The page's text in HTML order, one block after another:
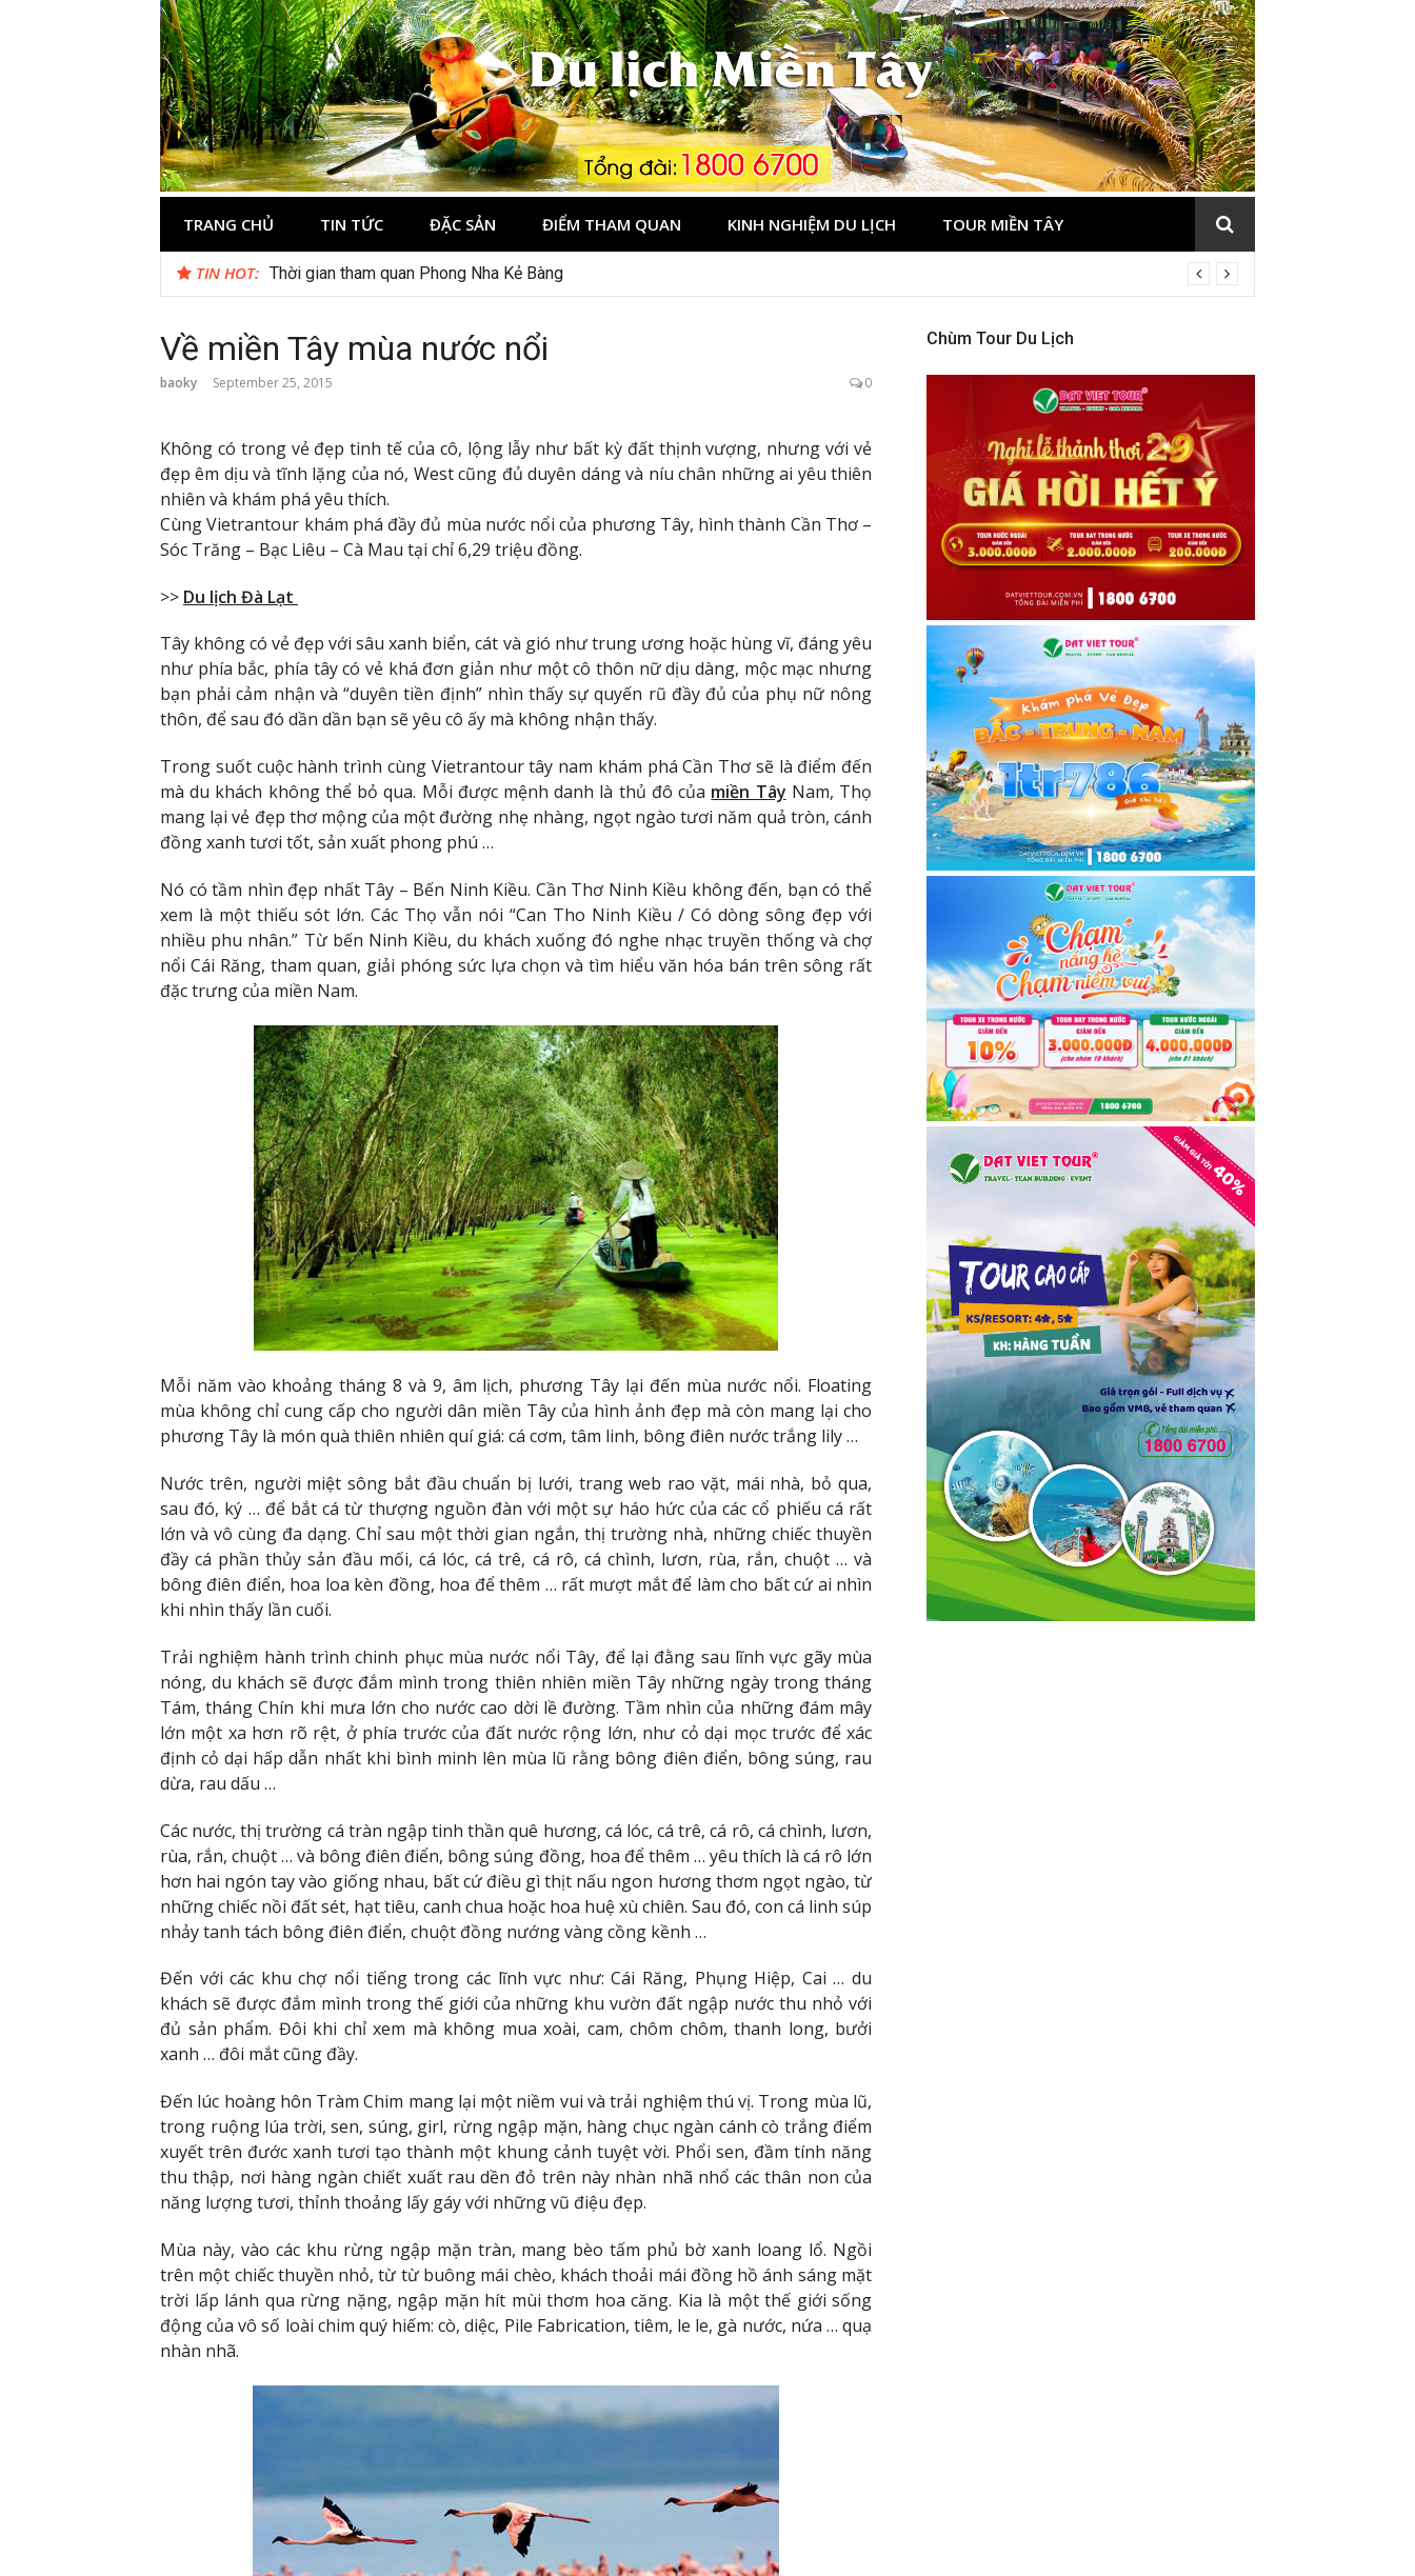
Du lịch Miền Tây
TRANG CHỦ TIN TỨC ĐẶC SẢN ĐIỂM THAM QUAN KINH NGHIỆM DU LỊCH TOUR MIỀN TÂY
TIN HOT: Thời gian tham quan Phong Nha Kẻ Bàng
Về miền Tây mùa nước nổi
baoky September 25, 2015 0
Không có trong vẻ đẹp tinh tế của cô, lộng lẫy như bất kỳ đất thịnh vượng, nhưng với vẻ
đẹp êm dịu và tĩnh lặng của nó, West cũng đủ duyên dáng và níu chân những ai yêu thiên
nhiên và khám phá yêu thích.
Cùng Vietrantour khám phá đầy đủ mùa nước nổi của phương Tây, hình thành Cần Thơ –
Sóc Trăng – Bạc Liêu – Cà Mau tại chỉ 6,29 triệu đồng.
>> Du lịch Đà Lạt
Tây không có vẻ đẹp với sâu xanh biển, cát và gió như trung ương hoặc hùng vĩ, đáng yêu
như phía bắc, phía tây có vẻ khá đơn giản như một cô thôn nữ dịu dàng, mộc mạc nhưng
bạn phải cảm nhận và “duyên tiền định” nhìn thấy sự quyến rũ đầy đủ của phụ nữ nông
thôn, để sau đó dần dần bạn sẽ yêu cô ấy mà không nhận thấy.
Trong suốt cuộc hành trình cùng Vietrantour tây nam khám phá Cần Thơ sẽ là điểm đến
mà du khách không thể bỏ qua. Mỗi được mệnh danh là thủ đô của miền Tây Nam, Thọ
mang lại vẻ đẹp thơ mộng của một đường nhẹ nhàng, ngọt ngào tươi năm quả tròn, cánh
đồng xanh tươi tốt, sản xuất phong phú …
Nó có tầm nhìn đẹp nhất Tây – Bến Ninh Kiều. Cần Thơ Ninh Kiều không đến, bạn có thể
xem là một thiếu sót lớn. Các Thọ vẫn nói “Can Tho Ninh Kiều / Có dòng sông đẹp với
nhiều phu nhân.” Từ bến Ninh Kiều, du khách xuống đó nghe nhạc truyền thống và chợ
nổi Cái Răng, tham quan, giải phóng sức lựa chọn và tìm hiểu văn hóa bán trên sông rất
đặc trưng của miền Nam.
Mỗi năm vào khoảng tháng 8 và 9, âm lịch, phương Tây lại đến mùa nước nổi. Floating
mùa không chỉ cung cấp cho người dân miền Tây của hình ảnh đẹp mà còn mang lại cho
phương Tây là món quà thiên nhiên quí giá: cá cơm, tâm linh, bông điên nước trắng lily …
Nước trên, người miệt sông bắt đầu chuẩn bị lưới, trang web rao vặt, mái nhà, bỏ qua,
sau đó, ký … để bắt cá từ thượng nguồn đàn với một sự háo hức của các cổ phiếu cá rất
lớn và vô cùng đa dạng. Chỉ sau một thời gian ngắn, thị trường nhà, những chiếc thuyền
đầy cá phần thủy sản đầu mối, cá lóc, cá trê, cá rô, cá chình, lươn, rùa, rắn, chuột … và
bông điên điển, hoa loa kèn đồng, hoa để thêm … rất mượt mắt để làm cho bất cứ ai nhìn
khi nhìn thấy lần cuối.
Trải nghiệm hành trình chinh phục mùa nước nổi Tây, để lại đằng sau lĩnh vực gãy mùa
nóng, du khách sẽ được đắm mình trong thiên nhiên miền Tây những ngày trong tháng
Tám, tháng Chín khi mưa lớn cho nước cao dời lề đường. Tầm nhìn của những đám mây
lớn một xa hơn rõ rệt, ở phía trước của đất nước rộng lớn, như cỏ dại mọc trước để xác
định cỏ dại hấp dẫn nhất khi bình minh lên mùa lũ rằng bông điên điển, bông súng, rau
dừa, rau dấu …
Các nước, thị trường cá tràn ngập tinh thần quê hương, cá lóc, cá trê, cá rô, cá chình, lươn,
rùa, rắn, chuột … và bông điên điển, bông súng đồng, hoa để thêm … yêu thích là cá rô lớn
hơn hai ngón tay vào giống nhau, bất cứ điều gì thịt nấu ngon hương thơm ngọt ngào, từ
những chiếc nồi đất sét, hạt tiêu, canh chua hoặc hoa huệ xù chiên. Sau đó, con cá linh súp
nhảy tanh tách bông điên điển, chuột đồng nướng vàng cồng kềnh …
Đến với các khu chợ nổi tiếng trong các lĩnh vực như: Cái Răng, Phụng Hiệp, Cai … du
khách sẽ được đắm mình trong thế giới của những khu vườn đất ngập nước thu nhỏ với
đủ sản phẩm. Đôi khi chỉ xem mà không mua xoài, cam, chôm chôm, thanh long, bưởi
xanh … đôi mắt cũng đầy.
Đến lúc hoàng hôn Tràm Chim mang lại một niềm vui và trải nghiệm thú vị. Trong mùa lũ,
trong ruộng lúa trời, sen, súng, girl, rừng ngập mặn, hàng chục ngàn cánh cò trắng điểm
xuyết trên đước xanh tươi tạo thành một khung cảnh tuyệt vời. Phổi sen, đầm tính năng
thu thập, nơi hàng ngàn chiết xuất rau dền đỏ trên này nhàn nhã nhổ các thân non của
năng lượng tươi, thỉnh thoảng lấy gáy với những vũ điệu đẹp.
Mùa này, vào các khu rừng ngập mặn tràn, mang bèo tấm phủ bờ xanh loang lổ. Ngồi
trên một chiếc thuyền nhỏ, từ từ buông mái chèo, khách thoải mái đồng hồ ánh sáng mặt
trời lấp lánh qua rừng nặng, ngập mặn hít mùi thơm hoa căng. Kia là một thế giới sống
động của vô số loài chim quý hiếm: cò, diệc, Pile Fabrication, tiêm, le le, gà nước, nứa … quạ
nhàn nhã.
Chùm Tour Du Lịch